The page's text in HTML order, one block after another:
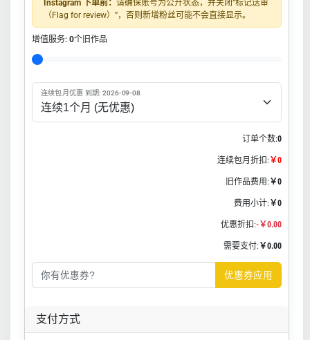
Instagram 下单前： 请确保账号为公开状态，并关闭“标记送审
（Flag for review）”，否则新增粉丝可能不会直接显示。
增值服务: 0个旧作品
连续包月优惠 到期: 2026-09-08
订单个数:0
连续包月折扣: ￥0
旧作品费用: ￥0
费用小计: ￥0
优惠折扣:-￥0.00
需要支付: ￥0.00
优惠券应用
支付方式